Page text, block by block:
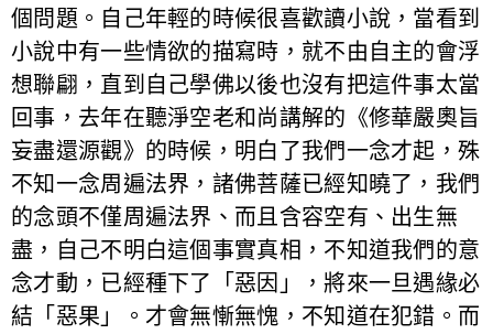
個問題。自己年輕的時候很喜歡讀小說，當看到
小說中有一些情欲的描寫時，就不由自主的會浮
想聯翩，直到自己學佛以後也沒有把這件事太當
回事，去年在聽淨空老和尚講解的《修華嚴奧旨
妄盡還源觀》的時候，明白了我們一念才起，殊
不知一念周遍法界，諸佛菩薩已經知曉了，我們
的念頭不僅周遍法界、而且含容空有、出生無
盡，自己不明白這個事實真相，不知道我們的意
念才動，已經種下了「惡因」，將來一旦遇緣必
結「惡果」。才會無慚無愧，不知道在犯錯。而